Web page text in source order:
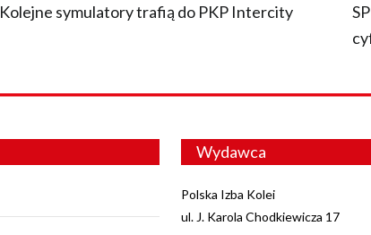
Kolejne symulatory trafią do PKP Intercity
Wydawca
Polska Izba Kolei
ul. J. Karola Chodkiewicza 17